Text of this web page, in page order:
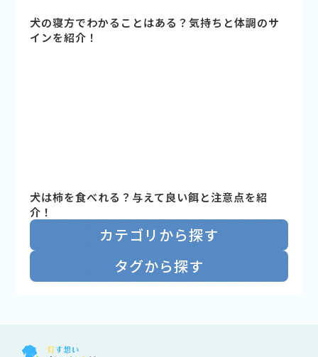
犬の寝方でわかることはある？気持ちと体調のサ
インを紹介！
犬は柿を食べれる？与えて良い餌と注意点を紹
介！
カテゴリから探す
タグから探す